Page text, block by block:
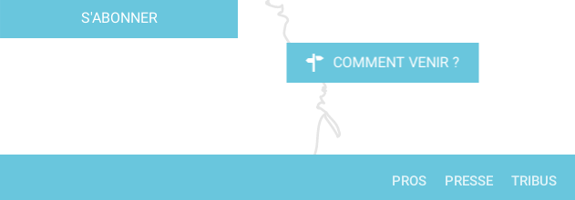
S'ABONNER
COMMENT VENIR ?
PROS PRESSE TRIBUS